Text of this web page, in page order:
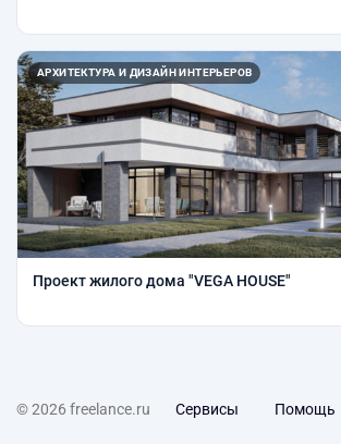
АРХИТЕКТУРА И ДИЗАЙН ИНТЕРЬЕРОВ
Проект жилого дома "VEGA HOUSE"
© 2026 freelance.ru Сервисы Помощь